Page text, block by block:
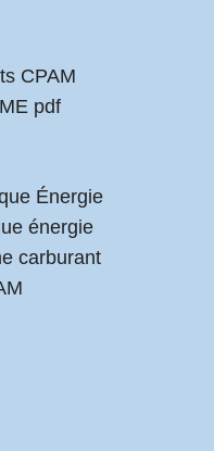
CPAM
pdf
Énergie
énergie
carburant